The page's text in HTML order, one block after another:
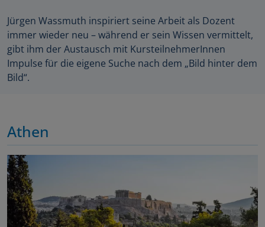
Jürgen Wassmuth inspiriert seine Arbeit als Dozent
immer wieder neu – während er sein Wissen vermittelt,
gibt ihm der Austausch mit KursteilnehmerInnen
Impulse für die eigene Suche nach dem „Bild hinter dem
Bild“.
Athen